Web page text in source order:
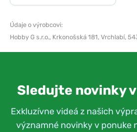
Údaje o výrobcovi:
Hobby G s.r.o., Krkonošská 181, Vrchlabí,
Sledujte novinky
Exkluzívne videá z našich
významné novinky v ponuke